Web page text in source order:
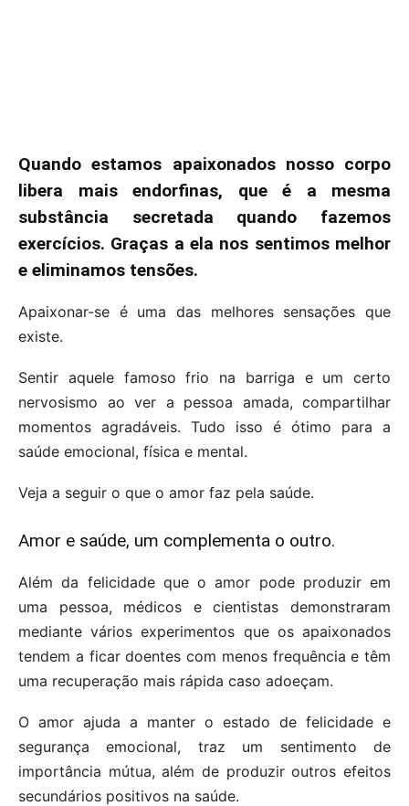
Quando estamos apaixonados nosso corpo
libera mais endorfinas, que é a mesma
substância secretada quando fazemos
exercícios. Graças a ela nos sentimos melhor
e eliminamos tensões.
Apaixonar-se é uma das melhores sensações que
existe.
Sentir aquele famoso frio na barriga e um certo
nervosismo ao ver a pessoa amada, compartilhar
momentos agradáveis. Tudo isso é ótimo para a
saúde emocional, física e mental.
Veja a seguir o que o amor faz pela saúde.
Amor e saúde, um complementa o outro.
Além da felicidade que o amor pode produzir em
uma pessoa, médicos e cientistas demonstraram
mediante vários experimentos que os apaixonados
tendem a ficar doentes com menos frequência e têm
uma recuperação mais rápida caso adoeçam.
O amor ajuda a manter o estado de felicidade e
segurança emocional, traz um sentimento de
importância mútua, além de produzir outros efeitos
secundários positivos na saúde.